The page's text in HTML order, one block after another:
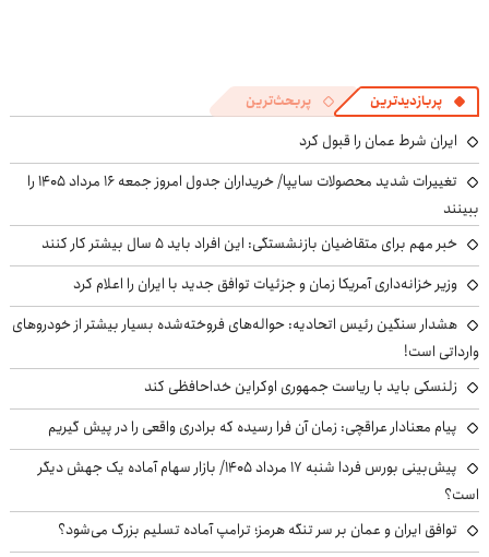
پربازدیدترین پربحث‌ترین
ایران شرط عمان را قبول کرد
تغییرات شدید محصولات سایپا/ خریداران جدول امروز جمعه ۱۶ مرداد ۱۴۰۵ را
ببینند
خبر مهم برای متقاضیان بازنشستگی: این افراد باید ۵ سال بیشتر کار کنند
وزیر خزانه‌داری آمریکا زمان و جزئیات توافق جدید با ایران را اعلام کرد
هشدار سنگین رئیس اتحادیه: حواله‌های فروخته‌شده بسیار بیشتر از خودروهای
وارداتی است!
زلنسکی باید با ریاست جمهوری اوکراین خداحافظی کند
پیام معنادار عراقچی: زمان آن فرا رسیده که برادری واقعی را در پیش گیریم
پیش‌بینی بورس فردا شنبه ۱۷ مرداد ۱۴۰۵/ بازار سهام آماده یک جهش دیگر
است؟
توافق ایران و عمان بر سر تنگه هرمز؛ ترامپ آماده تسلیم بزرگ می‌شود؟